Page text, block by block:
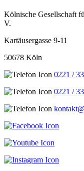
Kölnische Gesellschaft
V.
Kartäusergasse 9-11
50678 Köln
0221 /
0221 /